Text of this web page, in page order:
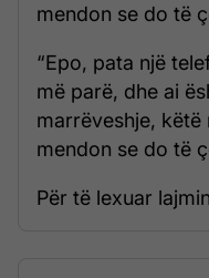
mendon se do të
“Epo, pata një
më parë, dhe ai
marrëveshje,
mendon se do të
Për të lexuar